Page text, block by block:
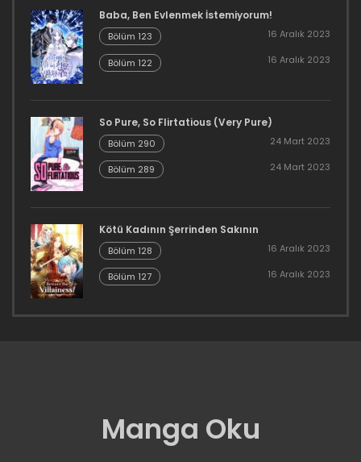
Baba, Ben Evlenmek İstemiyorum!
Bölüm 123 16 Aralık 2023
Bölüm 122 16 Aralık 2023
So Pure, So Flirtatious (Very Pure)
Bölüm 290 24 Mart 2023
Bölüm 289 24 Mart 2023
Kötü Kadının Şerrinden Sakının
Bölüm 128 16 Aralık 2023
Bölüm 127 16 Aralık 2023
Manga Oku